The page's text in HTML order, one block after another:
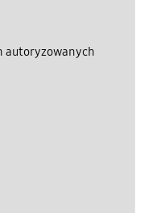
autoryzowanych